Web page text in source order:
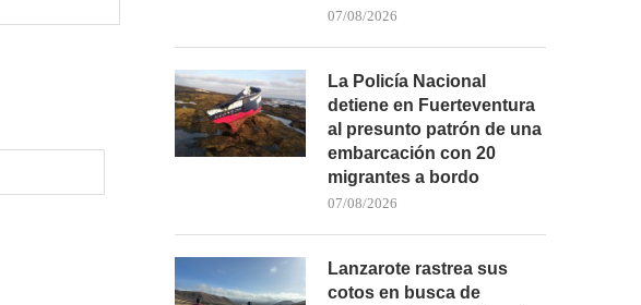
07/08/2026
La Policía Nacional
detiene en Fuerteventura
al presunto patrón de una
embarcación con 20
migrantes a bordo
07/08/2026
Lanzarote rastrea sus
cotos en busca de